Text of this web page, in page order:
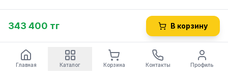
343 400 тг В корзину
Главная Каталог Корзина Контакты Профиль